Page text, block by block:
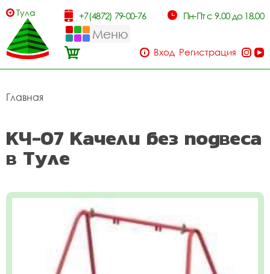
Тула +7(4872) 79-00-76 Пн-Пт с 9.00 до 18.00
Меню
Вход Регистрация
Главная
КЧ-07 Качели без подвеса
в Туле